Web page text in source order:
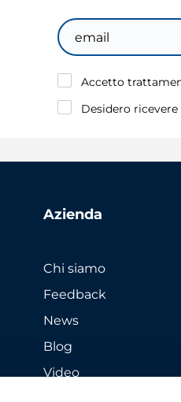
Email
Accetto
Desidero
Azienda
Chi siamo
Feedback
News
Blog
Video